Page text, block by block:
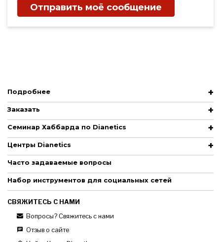
Отправить моё сообщение
Подробнее
Заказать
Семинар Хаббарда по Dianetics
Центры Dianetics
Часто задаваемые вопросы
Набор инструментов для социальных сетей
СВЯЖИТЕСЬ С НАМИ
Вопросы? Свяжитесь с нами
Отзыв о сайте